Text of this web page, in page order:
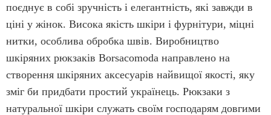
поєднує в собі зручність і елегантність, які завжди в
ціні у жінок. Висока якість шкіри і фурнітури, міцні
нитки, особлива обробка швів. Виробництво
шкіряних рюкзаків Borsacomoda направлено на
створення шкіряних аксесуарів найвищої якості, яку
зміг би придбати простий українець. Рюкзаки з
натуральної шкіри служать своїм господарям довгими